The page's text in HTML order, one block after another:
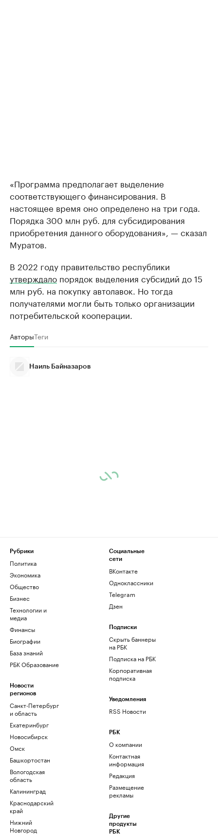
«Программа предполагает выделение
соответствующего финансирования. В
настоящее время оно определено на три года.
Порядка 300 млн руб. для субсидирования
приобретения данного оборудования», — сказал
Муратов.
В 2022 году правительство республики
утверждало порядок выделения субсидий до 15
млн руб. на покупку автолавок. Но тогда
получателями могли быть только организации
потребительской кооперации.
АвторыТеги
Наиль Байназаров
Рубрики
Политика
Экономика
Общество
Бизнес
Технологии и
медиа
Финансы
Биографии
База знаний
РБК Образование
Новости
регионов
Санкт-Петербург
и область
Екатеринбург
Новосибирск
Омск
Башкортостан
Вологодская
область
Калининград
Краснодарский
край
Нижний
Новгород
Социальные
сети
ВКонтакте
Одноклассники
Telegram
Дзен
Подписки
Скрыть баннеры
на РБК
Подписка на РБК
Корпоративная
подписка
Уведомления
RSS Новости
РБК
О компании
Контактная
информация
Редакция
Размещение
рекламы
Другие
продукты
РБК